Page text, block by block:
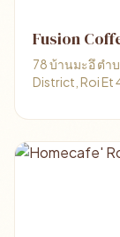
Fusion
78 บ้านมะอึ ตำ
District, Roi Et